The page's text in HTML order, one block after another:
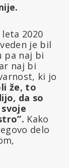
2020
je bil
pa naj bi
naj bi
ki jo
že, to
da so
Kako
delo